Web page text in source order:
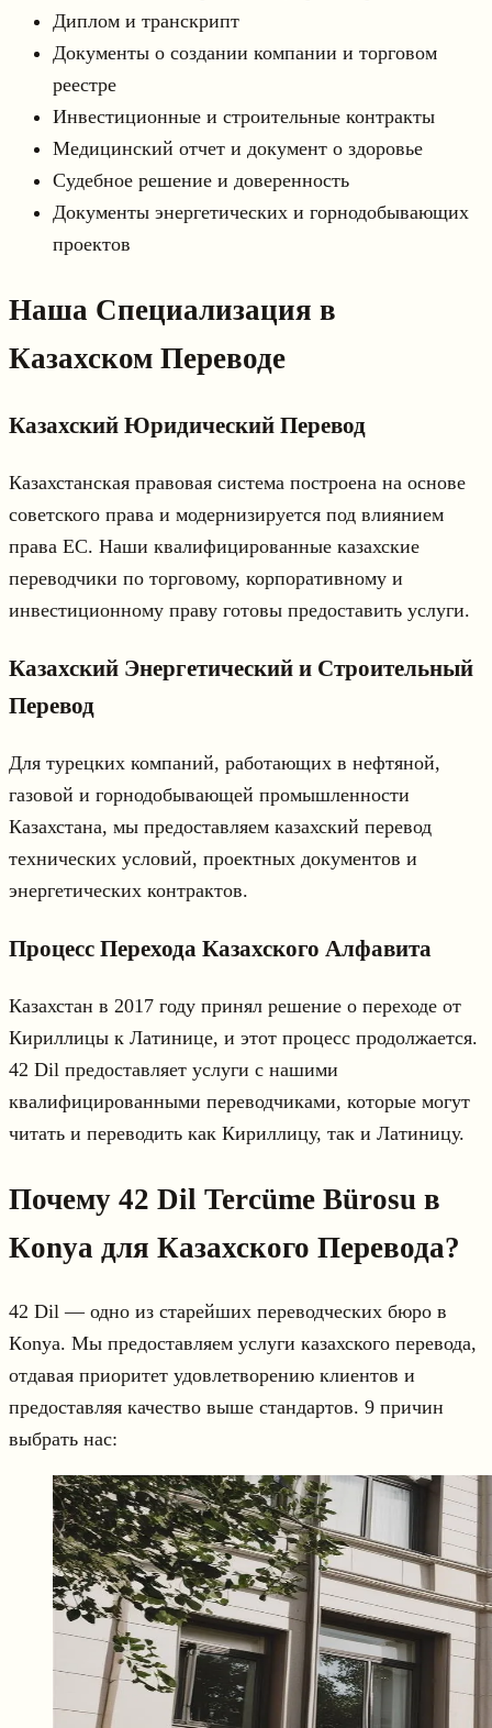
Диплом и транскрипт
Документы о создании компании и торговом
реестре
Инвестиционные и строительные контракты
Медицинский отчет и документ о здоровье
Судебное решение и доверенность
Документы энергетических и горнодобывающих
проектов
Наша Специализация в
Казахском Переводе
Казахский Юридический Перевод
Казахстанская правовая система построена на основе
советского права и модернизируется под влиянием
права ЕС. Наши квалифицированные казахские
переводчики по торговому, корпоративному и
инвестиционному праву готовы предоставить услуги.
Казахский Энергетический и Строительный
Перевод
Для турецких компаний, работающих в нефтяной,
газовой и горнодобывающей промышленности
Казахстана, мы предоставляем казахский перевод
технических условий, проектных документов и
энергетических контрактов.
Процесс Перехода Казахского Алфавита
Казахстан в 2017 году принял решение о переходе от
Кириллицы к Латинице, и этот процесс продолжается.
42 Dil предоставляет услуги с нашими
квалифицированными переводчиками, которые могут
читать и переводить как Кириллицу, так и Латиницу.
Почему 42 Dil Tercüme Bürosu в
Кonya для Казахского Перевода?
42 Dil — одно из старейших переводческих бюро в
Кonya. Мы предоставляем услуги казахского перевода,
отдавая приоритет удовлетворению клиентов и
предоставляя качество выше стандартов. 9 причин
выбрать нас: